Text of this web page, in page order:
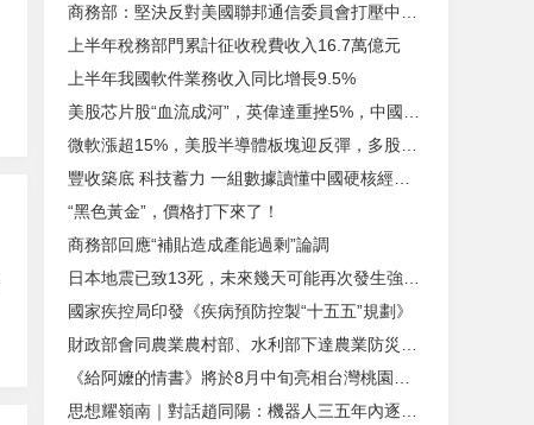
上半年稅務部門累計征收稅費收入16.7萬億元
上半年我國軟件業務收入同比增長9.5%
微軟漲超15%，美股半導體板塊迎反彈，多股暴漲超10%，黃金重回4100美元關口
“黑色黃金”，價格打下來了！
商務部回應“補貼造成產能過剩”論調
國家疾控局印發《疾病預防控製“十五五”規劃》